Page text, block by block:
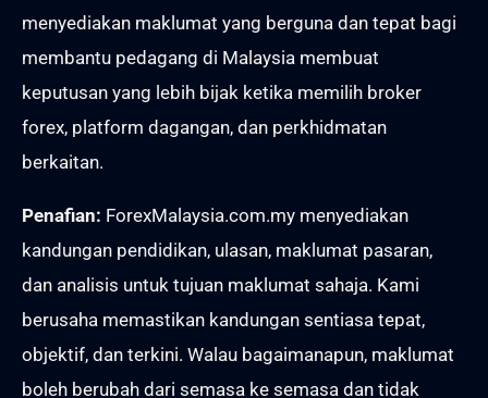
menyediakan maklumat yang berguna dan tepat bagi
membantu pedagang di Malaysia membuat
keputusan yang lebih bijak ketika memilih broker
forex, platform dagangan, dan perkhidmatan
berkaitan.
Penafian: ForexMalaysia.com.my menyediakan
kandungan pendidikan, ulasan, maklumat pasaran,
dan analisis untuk tujuan maklumat sahaja. Kami
berusaha memastikan kandungan sentiasa tepat,
objektif, dan terkini. Walau bagaimanapun, maklumat
boleh berubah dari semasa ke semasa dan tidak